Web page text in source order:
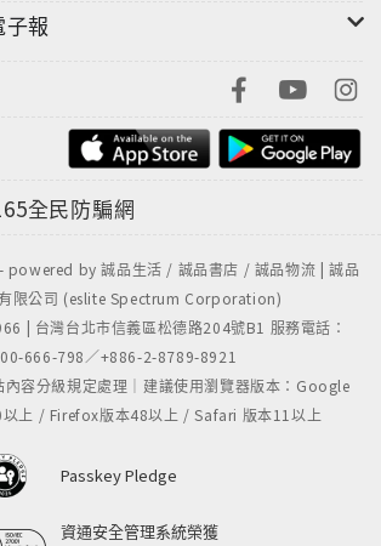
報
全民防騙網
powered by 誠品生活 / 誠品書店 / 誠品物流 | 誠品
限公司 (eslite Spectrum Corporation)
| 台灣台北市信義區松德路204號B1 服務電話：
666-798／+886-2-8789-8921
內容分級規定處理｜建議使用瀏覽器版本：Google
上 / Firefox版本48以上 / Safari 版本11以上
Passkey Pledge
資通安全管理系統榮獲